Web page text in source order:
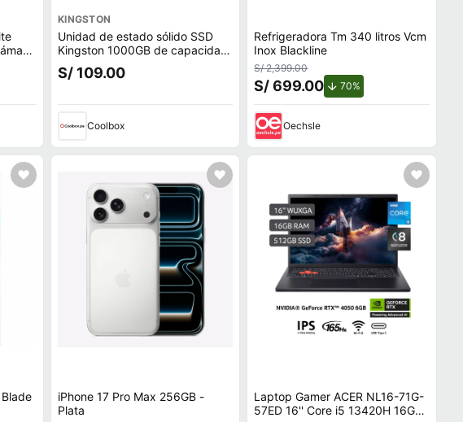
KINGSTON
Unidad de estado sólido SSD
Kingston 1000GB de capacidad,
M.2, NVMe, PCIe 3.0
S/ 109.00
Coolbox
Refrigeradora Tm 340 litros Vcm
Inox Blackline
S/ 2,399.00
S/ 699.00 70%
Oechsle
iPhone 17 Pro Max 256GB -
Plata
Laptop Gamer ACER NL16-71G-
57ED 16'' Core i5 13420H 16GB